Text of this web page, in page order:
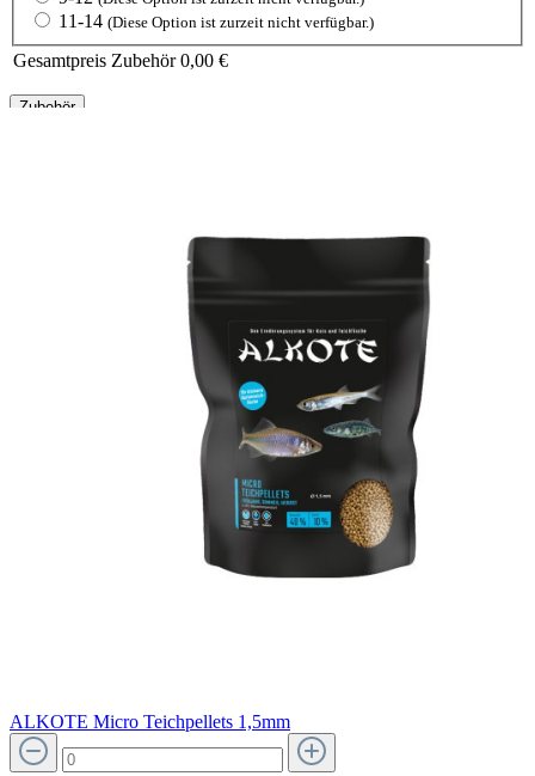
11-14 (Diese Option ist zurzeit nicht verfügbar.)
Gesamtpreis Zubehör 0,00 €
Zubehör
ALKOTE Micro Teichpellets 1,5mm